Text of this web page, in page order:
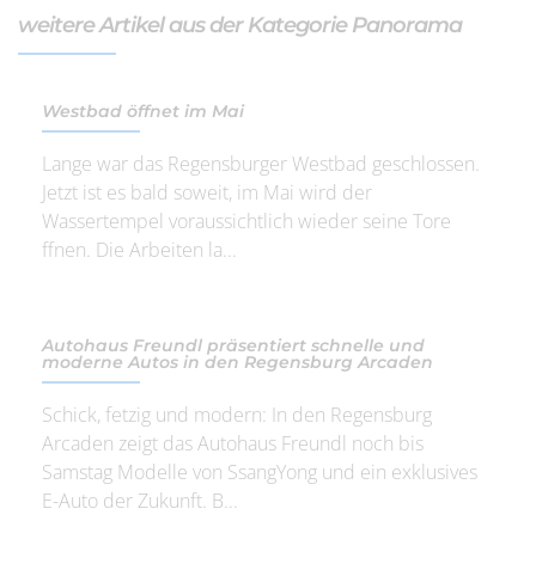
weitere Artikel aus der Kategorie Panorama
Westbad öffnet im Mai
Lange war das Regensburger Westbad geschlossen.
Jetzt ist es bald soweit, im Mai wird der
Wassertempel voraussichtlich wieder seine Tore
ffnen. Die Arbeiten la...
Autohaus Freundl präsentiert schnelle und
moderne Autos in den Regensburg Arcaden
Schick, fetzig und modern: In den Regensburg
Arcaden zeigt das Autohaus Freundl noch bis
Samstag Modelle von SsangYong und ein exklusives
E-Auto der Zukunft. B...